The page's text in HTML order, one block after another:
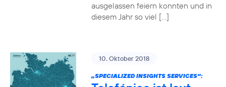
ausgelassen feiern konnten und in
diesem Jahr so viel […]
10. Oktober 2018
„SPECIALIZED INSIGHTS SERVICES“: